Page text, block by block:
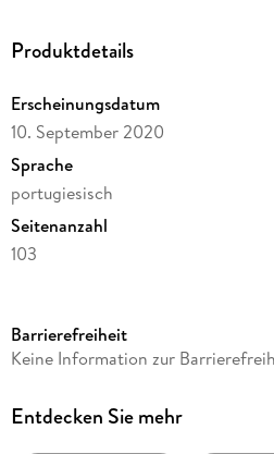
Produktdetails
Erscheinungsdatum
10. September 2020
Sprache
portugiesisch
Seitenanzahl
103
Autor/Autorin
Verlag/Hersteller
Barrierefreiheit
Keine Information zur
Entdecken Sie mehr